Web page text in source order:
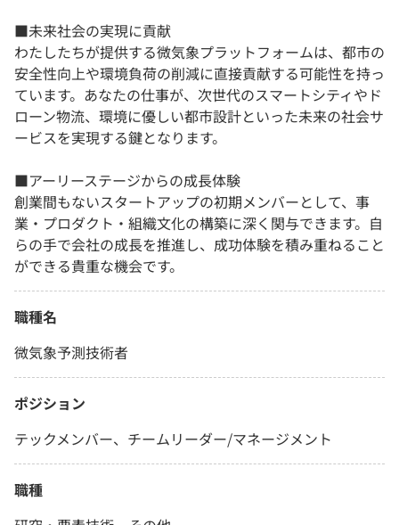
■未来社会の実現に貢献
わたしたちが提供する微気象プラットフォームは、都市の
安全性向上や環境負荷の削減に直接貢献する可能性を持っ
ています。あなたの仕事が、次世代のスマートシティやド
ローン物流、環境に優しい都市設計といった未来の社会サ
ービスを実現する鍵となります。
■アーリーステージからの成長体験
創業間もないスタートアップの初期メンバーとして、事
業・プロダクト・組織文化の構築に深く関与できます。自
らの手で会社の成長を推進し、成功体験を積み重ねること
ができる貴重な機会です。
職種名
微気象予測技術者
ポジション
テックメンバー、チームリーダー/マネージメント
職種